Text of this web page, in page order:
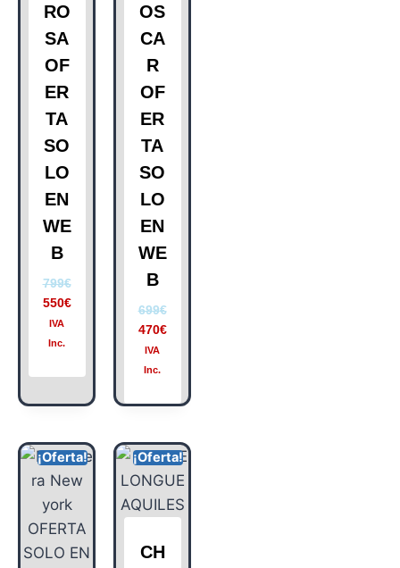
RO
SA
OF
ER
TA
SO
LO
EN
WE
B
799€
550€
IVA
Inc.
OS
CA
R
OF
ER
TA
SO
LO
EN
WE
B
699€
470€
IVA
Inc.
¡Oferta! ¡Oferta!
CH